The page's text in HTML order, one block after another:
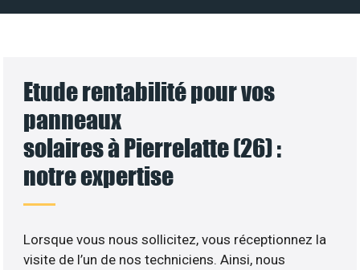
Etude rentabilité pour vos
panneaux
solaires à Pierrelatte (26) :
notre expertise
Lorsque vous nous sollicitez, vous réceptionnez la
visite de l’un de nos techniciens. Ainsi, nous